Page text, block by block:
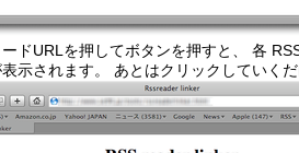
ドURLを押してボタンを押すと、 各
示されます。 あとはクリックしていく